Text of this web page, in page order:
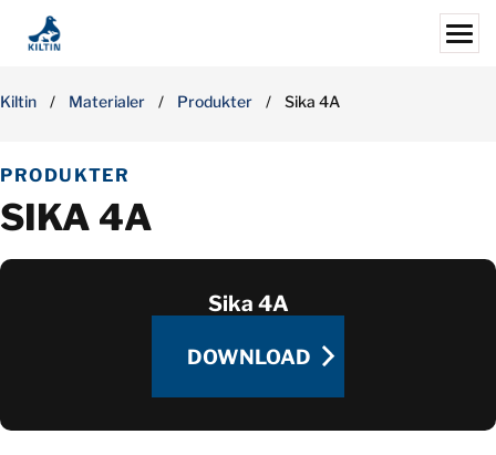
PRIVAT
SKADEDYR
ANDRE SERVICES
AFDELINGER
Kiltin / Materialer / Produkter / Sika 4A
PRODUKTER
SIKA 4A
Sika 4A
DOWNLOAD
DOWNLOAD